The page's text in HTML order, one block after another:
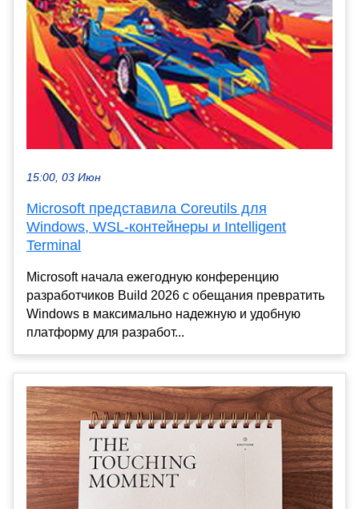
15:00, 03 Июн
Microsoft представила Coreutils для
Windows, WSL-контейнеры и Intelligent
Terminal
Microsoft начала ежегодную конференцию
разработчиков Build 2026 с обещания превратить
Windows в максимально надежную и удобную
платформу для разработ...